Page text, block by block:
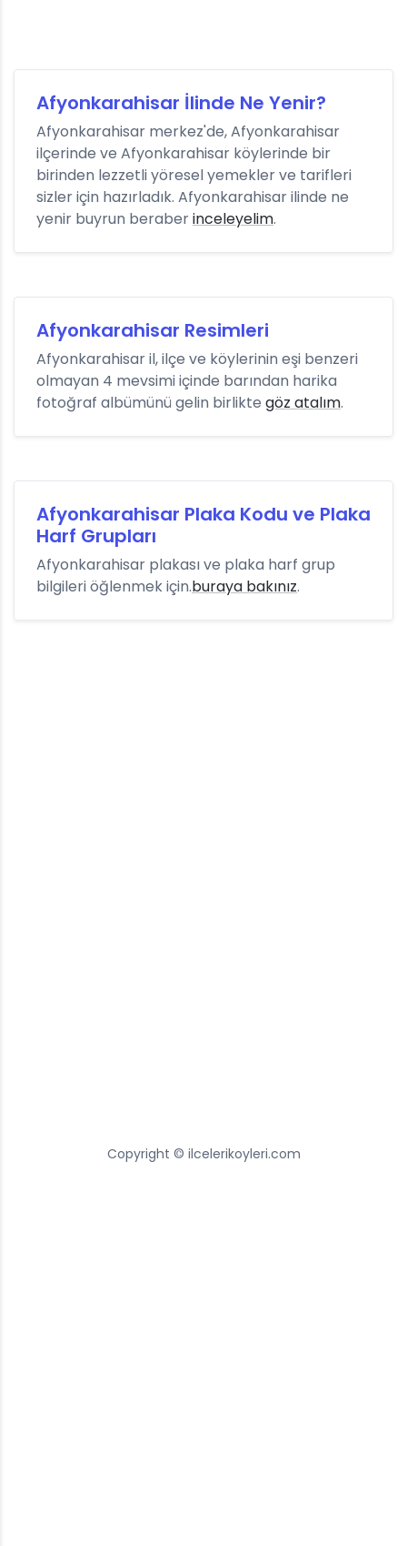
Afyonkarahisar İlinde Ne Yenir?
Afyonkarahisar merkez'de, Afyonkarahisar
ilçerinde ve Afyonkarahisar köylerinde bir
birinden lezzetli yöresel yemekler ve tarifleri
sizler için hazırladık. Afyonkarahisar ilinde ne
yenir buyrun beraberinceleyelim.
Afyonkarahisar Resimleri
Afyonkarahisar il, ilçe ve köylerinin eşi benzeri
olmayan 4 mevsimi içinde barından harika
fotoğraf albümünü gelin birlikte göz atalım.
Afyonkarahisar Plaka Kodu ve Plaka
Harf Grupları
Afyonkarahisar plakası ve plaka harf grup
bilgileri öğlenmek için.buraya bakınız.
Copyright © ilcelerikoyleri.com